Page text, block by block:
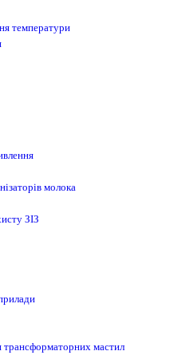
температури
молока
ЗІЗ
мастил